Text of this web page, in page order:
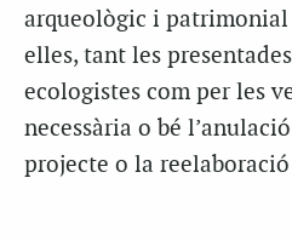
arqueològic i patrimonial
elles, tant les
ecologistes com per les
necessària o bé
projecte o la